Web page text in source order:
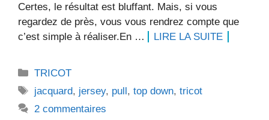
Certes, le résultat est bluffant. Mais, si vous
regardez de près, vous vous rendrez compte que
c’est simple à réaliser.En …
LIRE LA SUITE
Catégories
TRICOT
Étiquettes
jacquard, jersey, pull,top down,tricot
2 commentaires